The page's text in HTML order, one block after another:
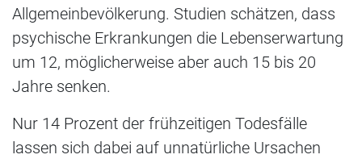
Allgemeinbevölkerung. Studien schätzen, dass
psychische Erkrankungen die Lebenserwartung
um 12, möglicherweise aber auch 15 bis 20
Jahre senken.
Nur 14 Prozent der frühzeitigen Todesfälle
lassen sich dabei auf unnatürliche Ursachen